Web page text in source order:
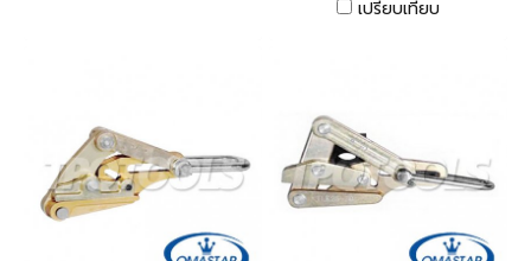
เปรียบเทียบ